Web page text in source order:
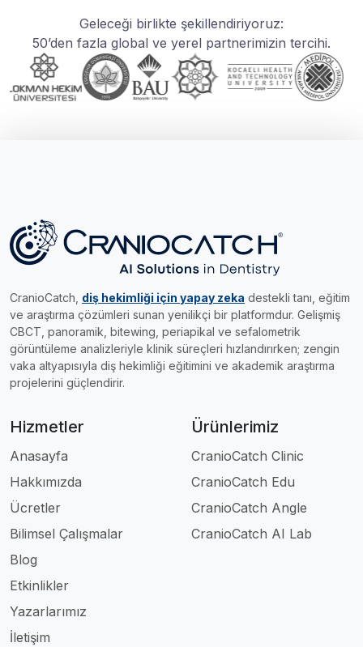
Geleceği birlikte şekillendiriyoruz:
50’den fazla global ve yerel partnerimizin tercihi.
CranioCatch, diş hekimliği için yapay zeka destekli tanı, eğitim
ve araştırma çözümleri sunan yenilikçi bir platformdur. Gelişmiş
CBCT, panoramik, bitewing, periapikal ve sefalometrik
görüntüleme analizleriyle klinik süreçleri hızlandırırken; zengin
vaka altyapısıyla diş hekimliği eğitimini ve akademik araştırma
projelerini güçlendirir.
Hizmetler
Anasayfa
Hakkımızda
Ücretler
Bilimsel Çalışmalar
Blog
Etkinlikler
Yazarlarımız
İletişim
Ürünlerimiz
CranioCatch Clinic
CranioCatch Edu
CranioCatch Angle
CranioCatch AI Lab